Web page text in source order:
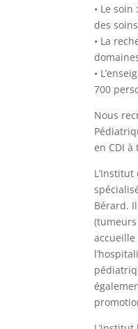
• Le
des
• La
•
700
Nous
en CDI
Bérard.
accueille